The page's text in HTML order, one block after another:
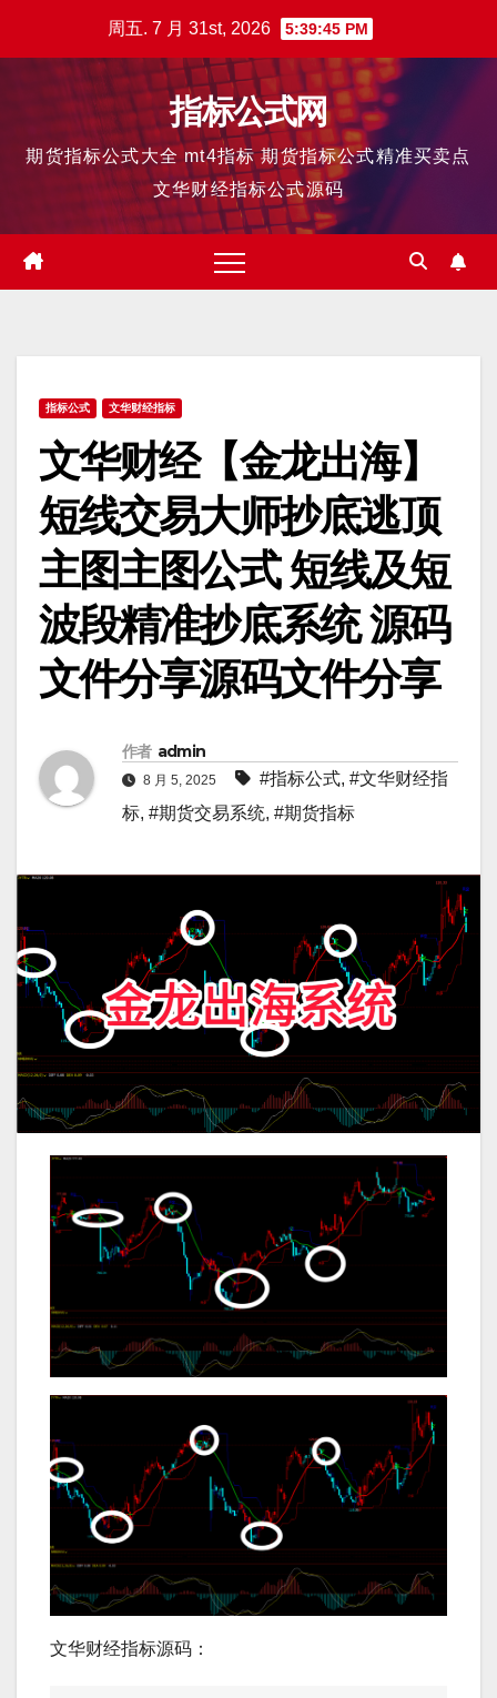
周五. 7 月 31st, 2026 5:39:46 PM
指标公式网
期货指标公式大全 mt4指标 期货指标公式精准买卖点
文华财经指标公式源码
指标公式 文华财经指标
文华财经【金龙出海】
短线交易大师抄底逃顶
主图主图公式 短线及短
波段精准抄底系统 源码
文件分享源码文件分享
作者 admin
8 月 5, 2025 #指标公式, #文华财经指
标, #期货交易系统, #期货指标
文华财经指标源码：